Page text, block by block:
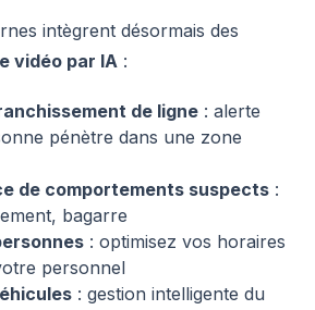
intègrent désormais des
vidéo par IA :
de ligne : alerte
pénètre dans une zone
de comportements suspects :
bagarre
: optimisez vos horaires
personnel
: gestion intelligente du